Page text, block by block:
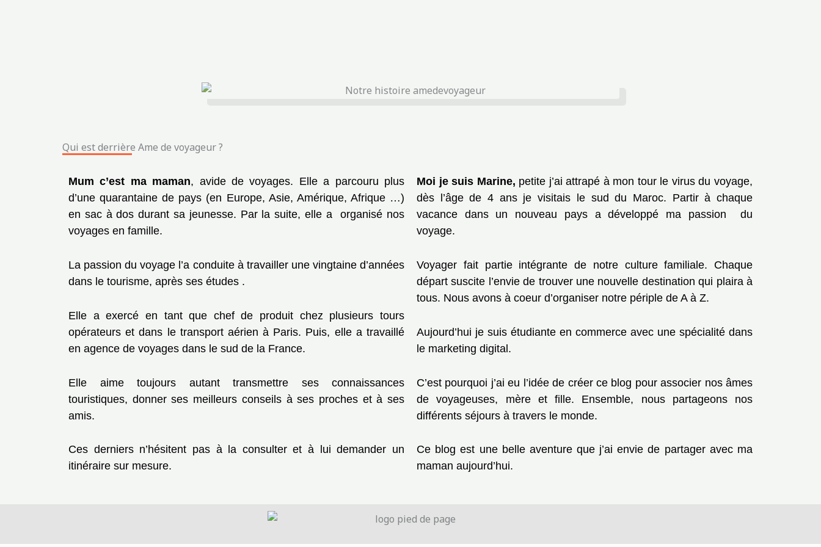
Qui est derrière Ame de voyageur ?
Mum c’est ma maman, avide de voyages. Elle a parcouru plus
d’une quarantaine de pays (en Europe, Asie, Amérique, Afrique …)
en sac à dos durant sa jeunesse. Par la suite, elle a organisé nos
voyages en famille.
La passion du voyage l’a conduite à travailler une vingtaine d’années
dans le tourisme, après ses études .
Elle a exercé en tant que chef de produit chez plusieurs tours
opérateurs et dans le transport aérien à Paris. Puis, elle a travaillé
en agence de voyages dans le sud de la France.
Elle aime toujours autant transmettre ses connaissances
touristiques, donner ses meilleurs conseils à ses proches et à ses
amis.
Ces derniers n’hésitent pas à la consulter et à lui demander un
itinéraire sur mesure.
Moi je suis Marine, petite j’ai attrapé à mon tour le virus du voyage,
dès l’âge de 4 ans je visitais le sud du Maroc. Partir à chaque
vacance dans un nouveau pays a développé ma passion du
voyage.
Voyager fait partie intégrante de notre culture familiale. Chaque
départ suscite l’envie de trouver une nouvelle destination qui plaira à
tous. Nous avons à coeur d’organiser notre périple de A à Z.
Aujourd’hui je suis étudiante en commerce avec une spécialité dans
le marketing digital.
C’est pourquoi j’ai eu l’idée de créer ce blog pour associer nos âmes
de voyageuses, mère et fille. Ensemble, nous partageons nos
différents séjours à travers le monde.
Ce blog est une belle aventure que j’ai envie de partager avec ma
maman aujourd’hui.